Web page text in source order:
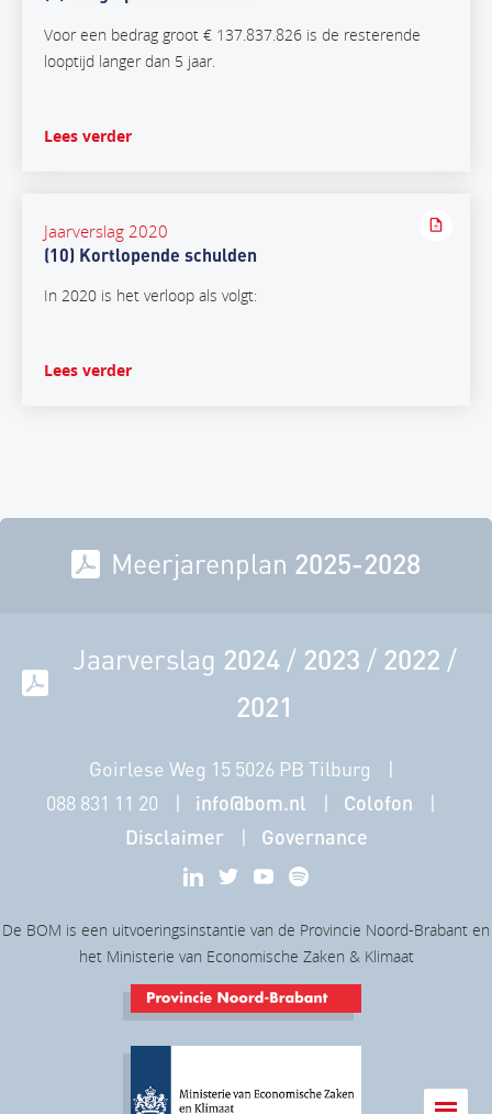
Voor een bedrag groot € 137.837.826 is de resterende
looptijd langer dan 5 jaar.
Lees verder
Jaarverslag 2020
(10) Kortlopende schulden
In 2020 is het verloop als volgt:
Lees verder
Meerjarenplan 2025-2028
Jaarverslag 2024/ 2023 / 2022 /
2021
Goirlese Weg 15 5026 PB Tilburg
088 831 11 20
info@bom.nl
Colofon
Disclaimer
Governance
De BOM is een uitvoeringsinstantie van de Provincie Noord-Brabant en
het Ministerie van Economische Zaken & Klimaat